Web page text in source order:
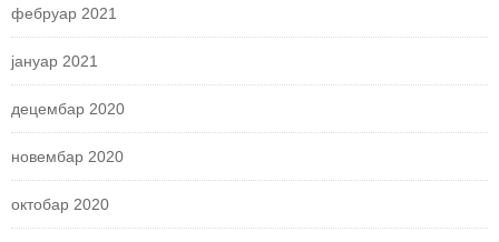
фебруар 2021
јануар 2021
децембар 2020
новембар 2020
октобар 2020